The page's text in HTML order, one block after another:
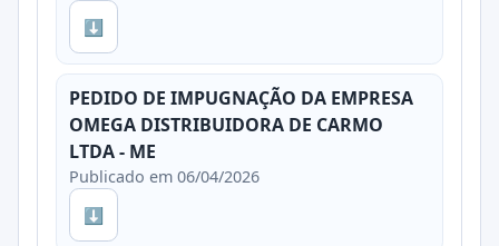
⬇
PEDIDO DE IMPUGNAÇÃO DA EMPRESA
OMEGA DISTRIBUIDORA DE CARMO
LTDA - ME
Publicado em 06/04/2026
⬇